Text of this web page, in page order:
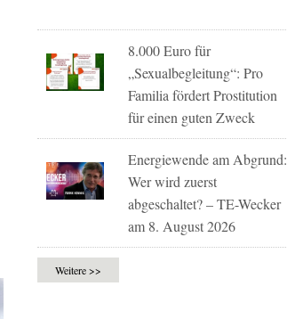
8.000 Euro für
„Sexualbegleitung“: Pro
Familia fördert Prostitution
für einen guten Zweck
Energiewende am Abgrund:
Wer wird zuerst
abgeschaltet? – TE-Wecker
am 8. August 2026
Weitere >>